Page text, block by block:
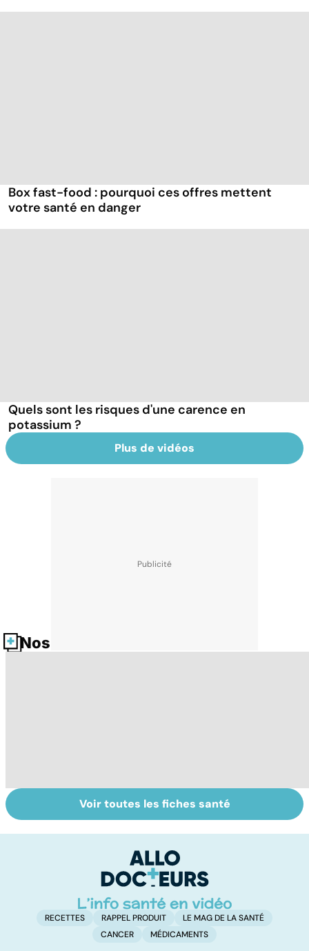
Box fast-food : pourquoi ces offres mettent
votre santé en danger
Quels sont les risques d'une carence en
potassium ?
Plus de vidéos
Nos fiches santé
La tuberculose
pulmonaire
Anorexie : un
trouble du
alimentaire
majeur
Voir toutes les fiches santé
RECETTES RAPPEL PRODUIT
LE MAG DE LA SANTÉ
CANCER
MÉDICAMENTS